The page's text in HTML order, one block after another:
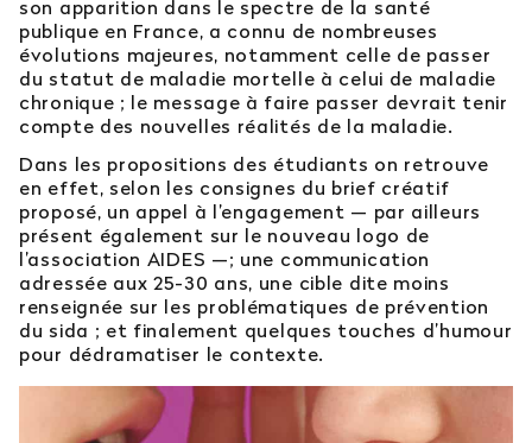
son apparition dans le spectre de la santé
publique en France, a connu de nombreuses
évolutions majeures, notamment celle de passer
du statut de maladie mortelle à celui de maladie
chronique ; le message à faire passer devrait tenir
compte des nouvelles réalités de la maladie.
Dans les propositions des étudiants on retrouve
en effet, selon les consignes du brief créatif
proposé, un appel à l’engagement — par ailleurs
présent également sur le nouveau logo de
l’association AIDES —; une communication
adressée aux 25-30 ans, une cible dite moins
renseignée sur les problématiques de prévention
du sida ; et finalement quelques touches d’humour
pour dédramatiser le contexte.
Contactez notre service orientation
04 81 92 60 83